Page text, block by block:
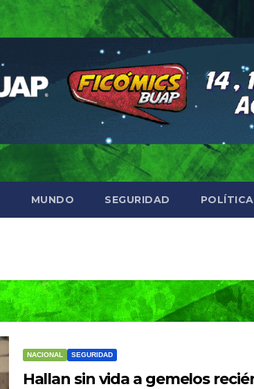
MUNDO SEGURIDAD POLÍTICA
NACIONAL SEGURIDAD
Hallan sin vida a gemelos